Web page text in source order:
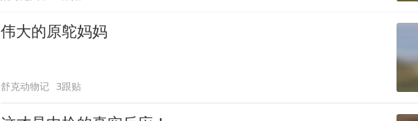
伟大的原鸵妈妈
舒克动物记 3跟贴